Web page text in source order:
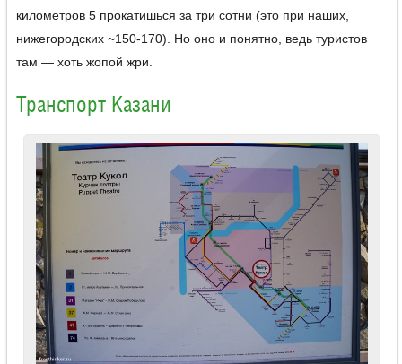
километров 5 прокатишься за три сотни (это при наших,
нижегородских ~150-170). Но оно и понятно, ведь туристов
там — хоть жопой жри.
Транспорт Казани